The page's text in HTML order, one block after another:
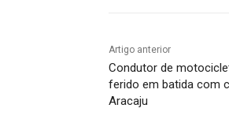
Artigo anterior
Condutor de
ferido em batida com
Aracaju